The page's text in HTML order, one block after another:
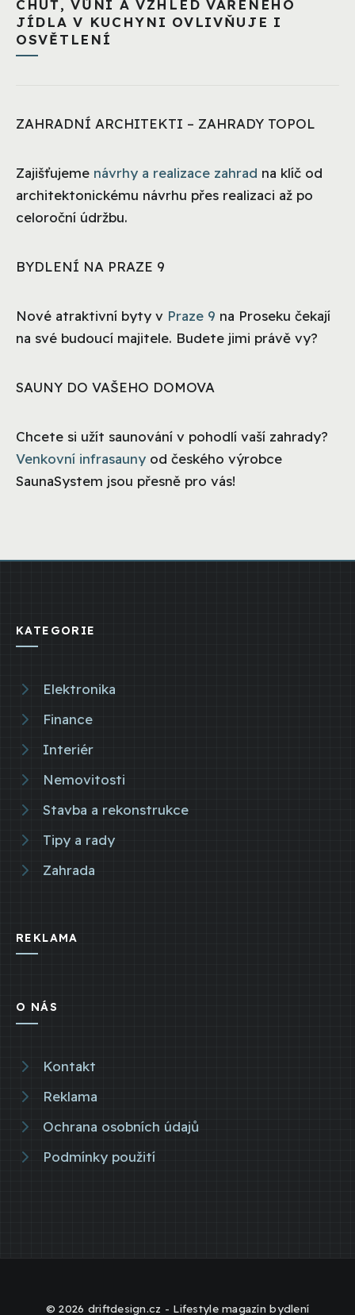
CHUŤ, VŮNI A VZHLED VAŘENÉHO
JÍDLA V KUCHYNI OVLIVŇUJE I
OSVĚTLENÍ
ZAHRADNÍ ARCHITEKTI – ZAHRADY TOPOL
Zajišťujeme návrhy a realizace zahrad na klíč od
architektonickému návrhu přes realizaci až po
celoroční údržbu.
BYDLENÍ NA PRAZE 9
Nové atraktivní byty v Praze 9 na Proseku čekají
na své budoucí majitele. Budete jimi právě vy?
SAUNY DO VAŠEHO DOMOVA
Chcete si užít saunování v pohodlí vaší zahrady?
Venkovní infrasauny od českého výrobce
SaunaSystem jsou přesně pro vás!
KATEGORIE
Elektronika
Finance
Interiér
Nemovitosti
Stavba a rekonstrukce
Tipy a rady
Zahrada
REKLAMA
O NÁS
Kontakt
Reklama
Ochrana osobních údajů
Podmínky použití
© 2026 driftdesign.cz - Lifestyle magazín bydlení